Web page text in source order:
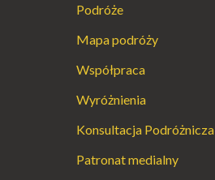
Podróże
Mapa podróży
Współpraca
Wyróżnienia
Konsultacja Podróżnicza
Patronat medialny